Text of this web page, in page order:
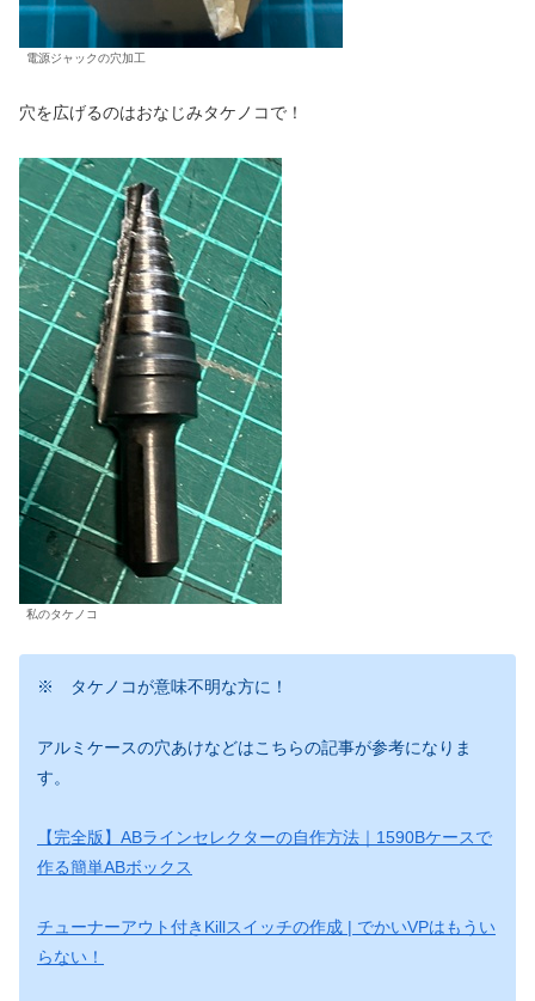
電源ジャックの穴加工
穴を広げるのはおなじみタケノコで！
私のタケノコ
※ タケノコが意味不明な方に！
アルミケースの穴あけなどはこちらの記事が参考になりま
す。
【完全版】ABラインセレクターの自作方法｜1590Bケースで
作る簡単ABボックス
チューナーアウト付きKillスイッチの作成 | でかいVPはもうい
らない！